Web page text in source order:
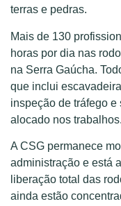
terras e pedras.
Mais de 130
horas por dia nas
na Serra Gaúcha.
que inclui
inspeção de tráfego
alocado nos trabalhos.
A CSG permanece
administração e está
liberação total das
ainda estão